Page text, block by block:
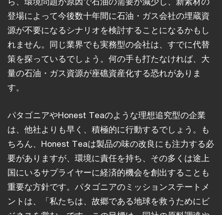
登場によって今後数十年間に石油・ガス会社の埋蔵資
源が不要になるシナリオを検討することになるかもし
れません。同じ業界でも実務型の会社は、すでに代替
策を探っているでしょう。何の手も打たなければ、大
量の石油・ガス資源が座礁資産化する恐れがありま
す。
パタゴニアやHonest Teaのような理想追究型の企業
は、他社よりも早く、積極的に行動するでしょう。も
ちろん、Honest Teaは製品の味の改良にも注力する必
要がありますが、環境に責任を持ち、その多くは途上
国にいるサプライヤーに経済的機会を創出することも
重要な方針です。パタゴニアのミッションステートメ
ントは、「私たちは、故郷である地球を救うためにビ